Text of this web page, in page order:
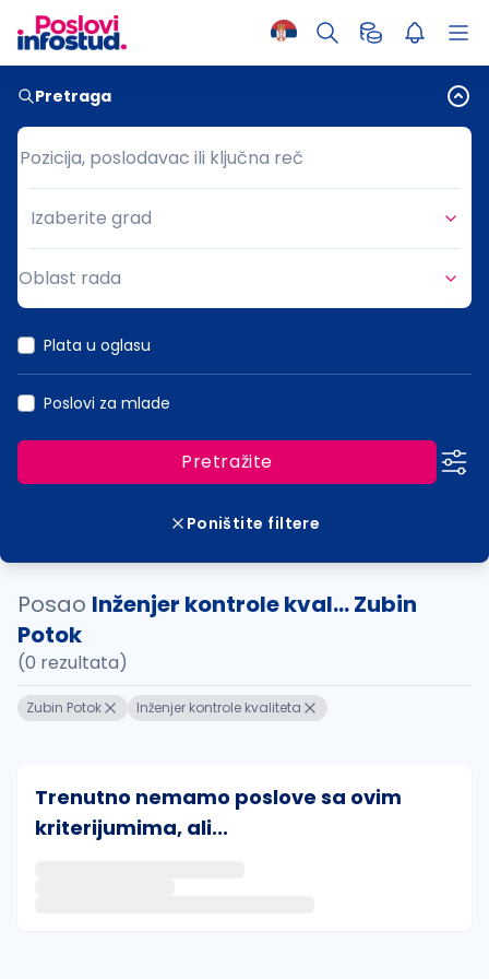
Pretraga
Pozicija, poslodavac ili ključna reč
Pozicija, poslodavac ili ključna reč
Grad
Izaberite grad
Oblast rada
Plata u oglasu
Poslovi za mlade
Pretražite
Poništite filtere
Posao Inženjer kontrole kval... Zubin
Potok
(0 rezultata)
Zubin Potok Inženjer kontrole kvaliteta
Trenutno nemamo poslove sa ovim
kriterijumima, ali...